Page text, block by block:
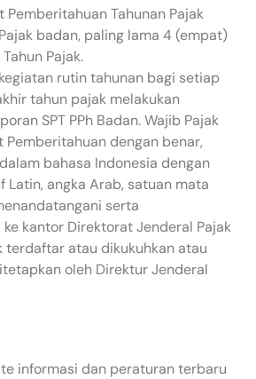
Pemberitahuan Tahunan Pajak
badan, paling lama 4 (empat)
Pajak.
rutin tahunan bagi setiap
tahun pajak melakukan
SPT PPh Badan. Wajib Pajak
Pemberitahuan dengan benar,
bahasa Indonesia dengan
Latin, angka Arab, satuan mata
serta
kantor Direktorat Jenderal Pajak
terdaftar atau dikukuhkan atau
oleh Direktur Jenderal
informasi dan peraturan terbaru